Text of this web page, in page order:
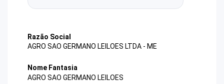
Razão Social
AGRO SAO GERMANO LEILOES LTDA - ME
Nome Fantasia
AGRO SAO GERMANO LEILOES